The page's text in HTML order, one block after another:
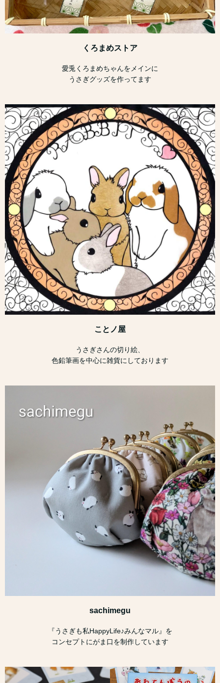
くろまめストア
愛兎くろまめちゃんをメインに
うさぎグッズを作ってます
ことノ屋
うさぎさんの切り絵、
色鉛筆画を中心に雑貨にしております
sachimegu
『うさぎも私HappyLife♪みんなマル』を
コンセプトにがま口を制作しています